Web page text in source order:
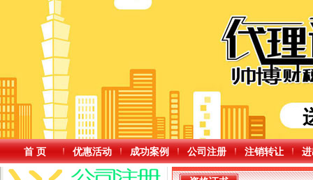
首 页 优惠活动 成功案例 公司注册 注销转让